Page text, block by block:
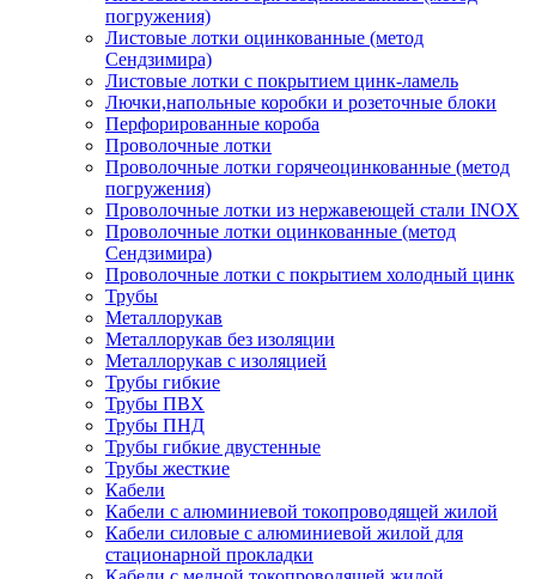
погружения)
Листовые лотки оцинкованные (метод
Сендзимира)
Листовые лотки с покрытием цинк-ламель
Лючки,напольные коробки и розеточные блоки
Перфорированные короба
Проволочные лотки
Проволочные лотки горячеоцинкованные (метод
погружения)
Проволочные лотки из нержавеющей стали INOX
Проволочные лотки оцинкованные (метод
Сендзимира)
Проволочные лотки с покрытием холодный цинк
Трубы
Металлорукав
Металлорукав без изоляции
Металлорукав с изоляцией
Трубы гибкие
Трубы ПВХ
Трубы ПНД
Трубы гибкие двустенные
Трубы жесткие
Кабели
Кабели с алюминиевой токопроводящей жилой
Кабели силовые с алюминиевой жилой для
стационарной прокладки